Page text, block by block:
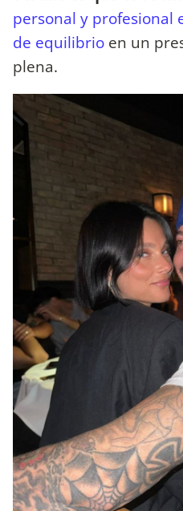
personal y
de equilibrio en un
plena.